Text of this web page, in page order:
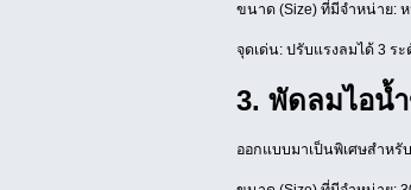
ขนาด (Size) ที่มีจำหน่าย:
จุดเด่น: ปรับแรงลมได้ 3 ร
3. พัดลมไอน้
ออกแบบมาเป็นพิเศษสำห